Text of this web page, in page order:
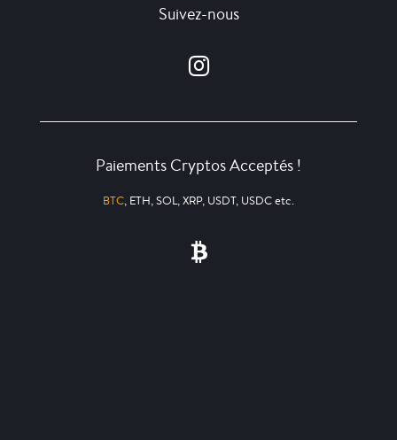
Suivez-nous
Paiements Cryptos Acceptés !
BTC, ETH, SOL, XRP, USDT, USDC etc.